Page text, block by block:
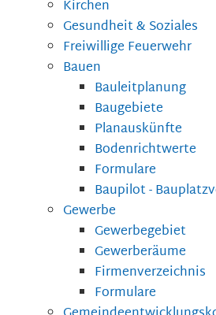
Kirchen
Gesundheit & Soziales
Freiwillige Feuerwehr
Bauen
Bauleitplanung
Baugebiete
Planauskünfte
Bodenrichtwerte
Formulare
Baupilot -
Gewerbe
Gewerbegebiet
Gewerberäume
Firmenverzeichnis
Formulare